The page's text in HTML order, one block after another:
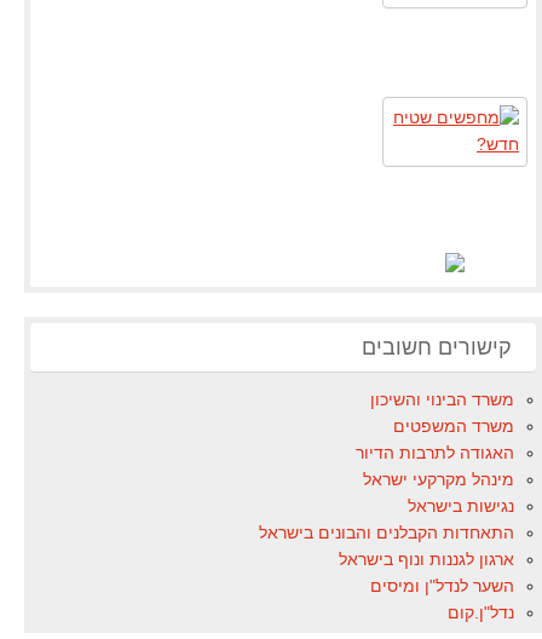
קישורים חשובים
משרד הבינוי והשיכון
משרד המשפטים
האגודה לתרבות הדיור
מינהל מקרקעי ישראל
נגישות בישראל
התאחדות הקבלנים והבונים בישראל
ארגון לגננות ונוף בישראל
השער לנדל"ן ומיסים
נדל"ן.קום